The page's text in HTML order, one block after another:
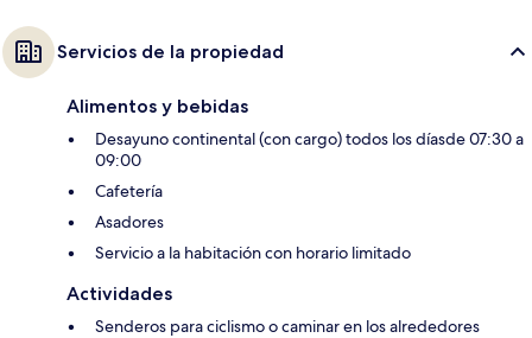
Servicios de la propiedad
Alimentos y bebidas
Desayuno continental (con cargo) todos los díasde 07:30 a
09:00
Cafetería
Asadores
Servicio a la habitación con horario limitado
Actividades
Senderos para ciclismo o caminar en los alrededores